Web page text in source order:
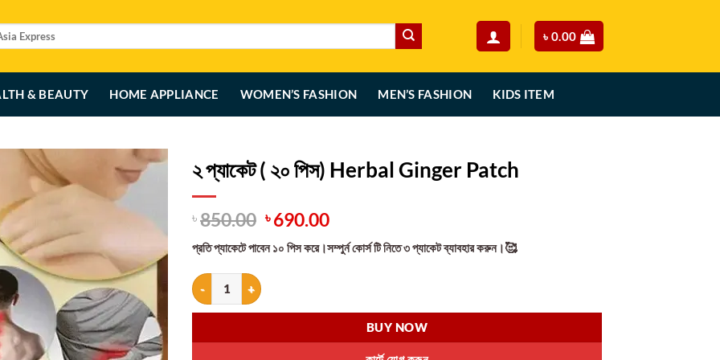
৳ 0.00
& BEAUTY HOME APPLIANCE WOMEN’S FASHION MEN’S FASHION KIDS ITEM
২ প্যাকেট ( ২০ পিস) Herbal Ginger Patch
৳850.00 Original
price
was:
৳690.00Current
price
is:
প্রতি প্যাকেটে পাবেন ১০ পিস করে।সম্পুর্ন কোর্স টি নিতে ৩ প্যাকেট ব্যাবহার করুন।🥰
২ প্যাকেট ( ২০ পিস) Herbal Ginger Patch quantity
BUY NOW